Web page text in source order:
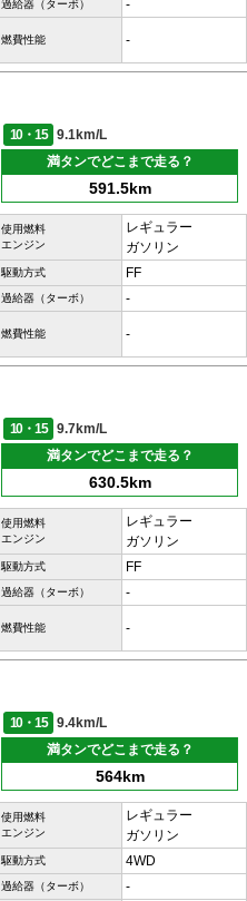
過給器（ターボ） -
燃費性能 -
10・15
9.1km/L
満タンでどこまで走る？
591.5km
使用燃料
エンジン
レギュラー
ガソリン
駆動方式 FF
過給器（ターボ） -
燃費性能 -
10・15
9.7km/L
満タンでどこまで走る？
630.5km
使用燃料
エンジン
レギュラー
ガソリン
駆動方式 FF
過給器（ターボ） -
燃費性能 -
10・15
9.4km/L
満タンでどこまで走る？
564km
使用燃料
エンジン
レギュラー
ガソリン
駆動方式 4WD
過給器（ターボ） -